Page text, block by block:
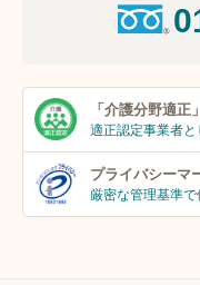
「介護分野適正」
適正認定事業者
プライバシーマ
厳密な管理基準で